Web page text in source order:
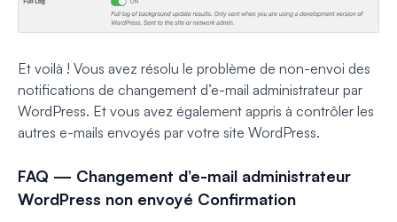
Et voilà ! Vous avez résolu le problème de non-envoi des
notifications de changement d’e-mail administrateur par
WordPress. Et vous avez également appris à contrôler les
autres e-mails envoyés par votre site WordPress.
FAQ — Changement d’e-mail administrateur
WordPress non envoyé Confirmation